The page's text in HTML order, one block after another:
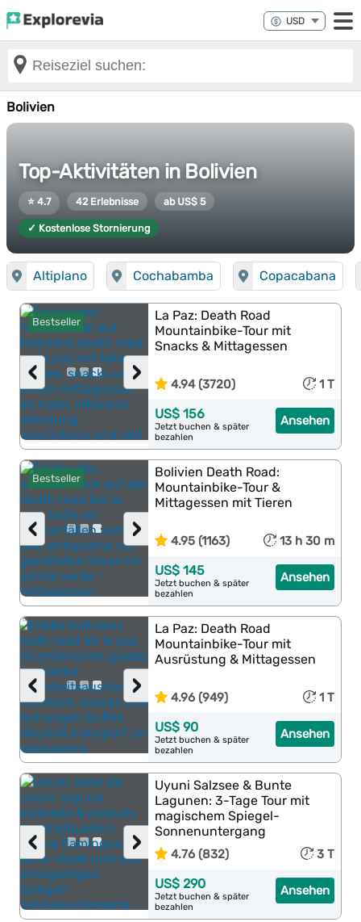
Bolivien
Top-Aktivitäten in Bolivien
⭐ 4.7 42 Erlebnisse ab US$ 5
✓ Kostenlose Stornierung
Altiplano Cochabamba Copacabana
Bestseller
›
‹
La Paz: Death Road
Mountainbike-Tour mit
Snacks & Mittagessen
4.94 (3720) 1 T
Ansehen
US$ 156
Jetzt buchen & später
bezahlen
Bestseller
›
‹
Bolivien Death Road:
Mountainbike-Tour &
Mittagessen mit Tieren
4.95 (1163) 13 h 30 m
Ansehen
US$ 145
Jetzt buchen & später
bezahlen
›
‹
La Paz: Death Road
Mountainbike-Tour mit
Ausrüstung & Mittagessen
4.96 (949) 1 T
Ansehen
US$ 90
Jetzt buchen & später
bezahlen
›
‹
Uyuni Salzsee & Bunte
Lagunen: 3-Tage Tour mit
magischem Spiegel-
Sonnenuntergang
4.76 (832) 3 T
Ansehen
US$ 290
Jetzt buchen & später
bezahlen